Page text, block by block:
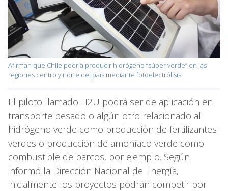
Afirman que Chile podría producir hidrógeno “súper verde” en las
regiones centro y norte del país mediante fotoelectrólisis
El piloto llamado H2U podrá ser de aplicación en
transporte pesado o algún otro relacionado al
hidrógeno verde como producción de fertilizantes
verdes o producción de amoníaco verde como
combustible de barcos, por ejemplo. Según
informó la Dirección Nacional de Energía,
inicialmente los proyectos podrán competir por